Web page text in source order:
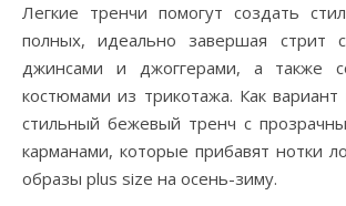
Легкие тренчи помогут создать
полных, идеально завершая стрит
джинсами и джоггерами, а также
костюмами из трикотажа. Как
стильный бежевый тренч с
карманами, которые прибавят нотки
образы plus size на осень-зиму.